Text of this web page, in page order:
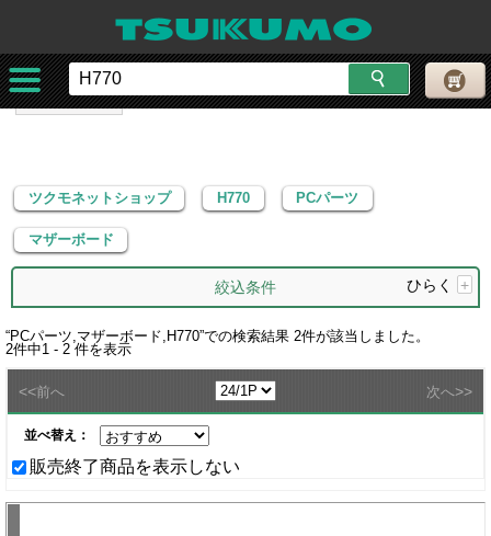
ツクモネットショップ
マザーボード
ツクモネットショップ H770 PCパーツ
マザーボード
絞込条件 ひらく +
“PCパーツ,マザーボード,H770”での検索結果 2件が該当しました。
2件中1 - 2 件を表示
<<前へ 次へ>>
並べ替え：
販売終了商品を表示しない